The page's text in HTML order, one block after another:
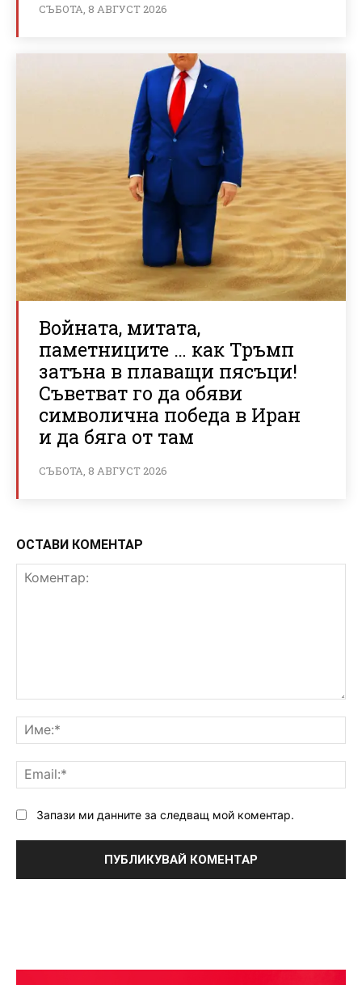
СЪБОТА, 8 АВГУСТ 2026
Войната, митата,
паметниците … как Тръмп
затъна в плаващи пясъци!
Съветват го да обяви
символична победа в Иран
и да бяга от там
СЪБОТА, 8 АВГУСТ 2026
ОСТАВИ КОМЕНТАР
Запази ми данните за следващ мой коментар.